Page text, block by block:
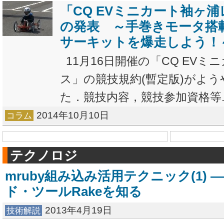
「CQ EVミニカート袖ヶ
の発表 ～手巻きモータ搭
サーキットを爆走しよう！
11月16日開催の「CQ EVミ
ス」の競技規約(暫定版)がよ
た．競技内容，競技参加資格
コラム 2014年10月10日
テクノロジ
mruby組み込み活用テクニック(1)
ド・ツールRakeを知る
技術解説 2013年4月19日